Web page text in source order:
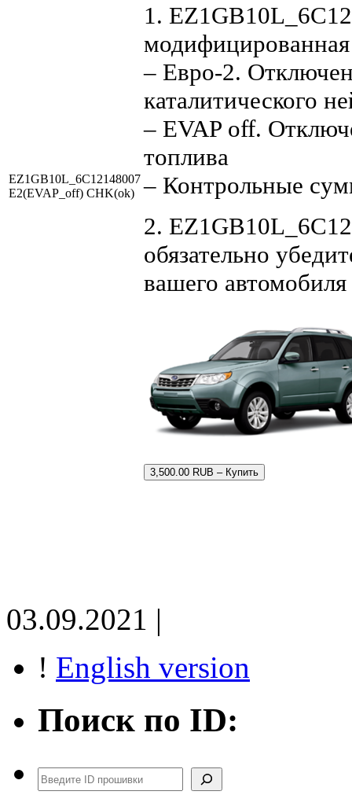
EZ1GB10L_6C12148007
E2(EVAP_off) CHK(ok)
1.
– Евро-2.
каталитического
– EVAP off.
топлива
– Контрольные
2.
обязательно
вашего автомобиля
3,500.00 RUB – Купить
03.09.2021 |
! English version
Поиск по ID:
Поиск